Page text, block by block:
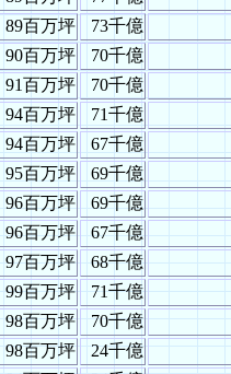
89百万坪
73千億
90百万坪
70千億
91百万坪
70千億
94百万坪
71千億
94百万坪
67千億
95百万坪
69千億
96百万坪
69千億
96百万坪
67千億
97百万坪
68千億
99百万坪
71千億
98百万坪
70千億
98百万坪
24千億